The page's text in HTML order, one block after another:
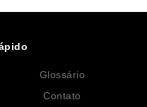
Glossário
Contato